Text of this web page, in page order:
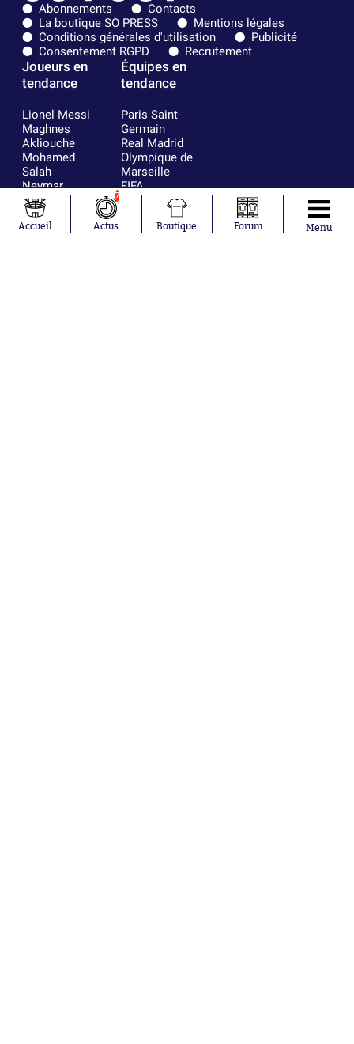
Abonnements
Contacts
La boutique SO PRESS
Mentions légales
Conditions générales d'utilisation
Publicité
Consentement RGPD
Recrutement
Joueurs en
tendance
Lionel Messi
Maghnes
Akliouche
Mohamed
Salah
Neymar
Julián Álvarez
Ferrán Torres
Kilian Corredor
Équipes en
tendance
Paris Saint-
Germain
Real Madrid
Olympique de
Marseille
FIFA
FC Barcelone
Argentine
Olympique
Accueil
7
Actus Boutique Forum Menu